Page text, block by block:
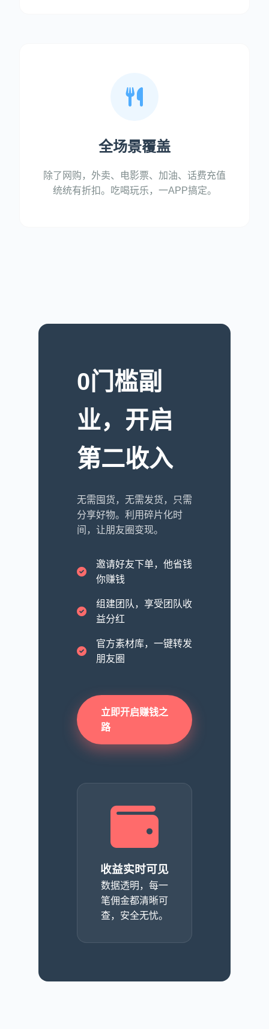
全场景覆盖
除了网购，外卖、电影票、加油、话费充值
统统有折扣。吃喝玩乐，一APP搞定。
0门槛副
业，开启
第二收入
无需囤货，无需发货，只需
分享好物。利用碎片化时
间，让朋友圈变现。
邀请好友下单，他省钱
你赚钱
组建团队，享受团队收
益分红
官方素材库，一键转发
朋友圈
立即开启赚钱之
路
收益实时可见
数据透明，每一
笔佣金都清晰可
查，安全无忧。